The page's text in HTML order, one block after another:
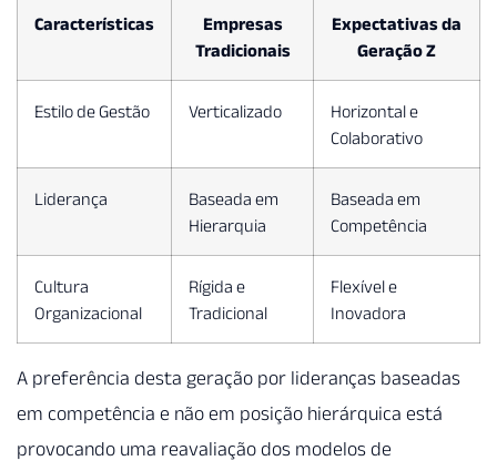
Características
Empresas
Tradicionais
Expectativas da
Geração Z
Estilo de Gestão Verticalizado
Horizontal e
Colaborativo
Liderança
Baseada em
Hierarquia
Baseada em
Competência
Cultura
Organizacional
Rígida e
Tradicional
Flexível e
Inovadora
A preferência desta geração por lideranças baseadas
em competência e não em posição hierárquica está
provocando uma reavaliação dos modelos de